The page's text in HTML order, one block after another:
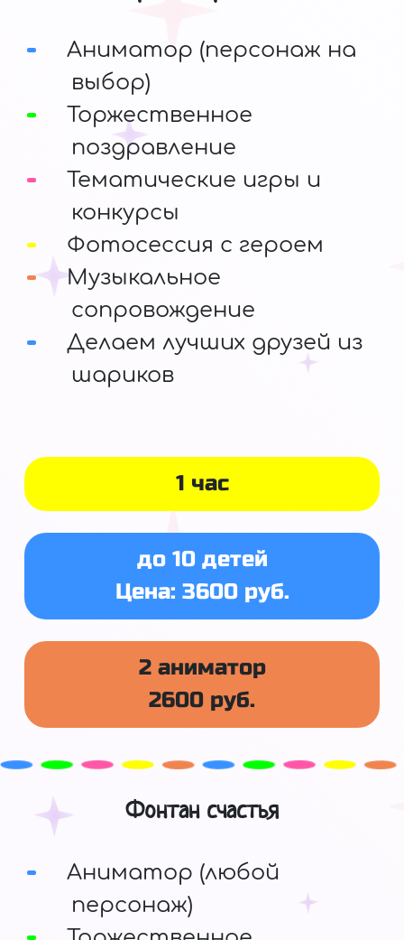
1 час
до 10 детей
Цена: 3600 руб.
2 аниматор
2600 руб.
Аниматор (персонаж на
выбор)
Торжественное
поздравление
Тематические игры и
конкурсы
Фотосессия с героем
Музыкальное
сопровождение
Делаем лучших друзей из
шариков
Фонтан счастья
Аниматор (любой
персонаж)